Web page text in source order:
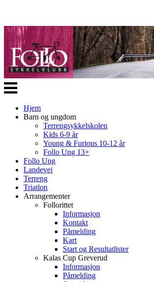
Veksle
navigasjon
Hjem
Barn og ungdom
Terrengsykkelskolen
Kids 6-9 år
Young & Furious 10-12 år
Follo Ung 13+
Follo Ung
Landevei
Terreng
Triatlon
Arrangementer
Follorittet
Informasjon
Kontakt
Påmelding
Kart
Start og Resultatlister
Kalas Cup Greverud
Informasjon
Påmelding